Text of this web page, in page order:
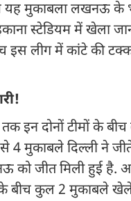
यह मुकाबला लखनऊ के
इकाना स्टेडियम में खेला
इस लीग में कांटे की
इन दोनों टीमों के
4 मुकाबले दिल्ली ने
को जीत मिली हुई है.
के बीच कुल 2 मुकाबले